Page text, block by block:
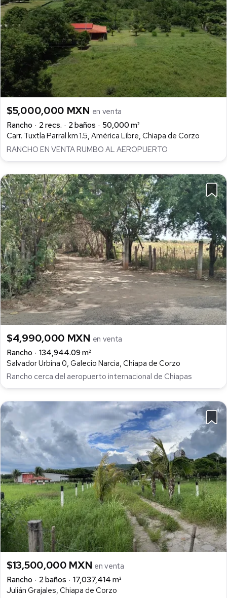
$5,000,000 MXN en venta
Rancho
2 recs. 2 baños
50,000 m²
Carr. Tuxtla Parral km 1.5, América Libre, Chiapa de Corzo
RANCHO EN VENTA RUMBO AL AEROPUERTO
$4,990,000 MXN en venta
Rancho
134,944.09 m²
Salvador Urbina 0, Galecio Narcia, Chiapa de Corzo
Rancho cerca del aeropuerto internacional de Chiapas
$13,500,000 MXN en venta
Rancho
2 baños
17,037,414 m²
Julián Grajales, Chiapa de Corzo